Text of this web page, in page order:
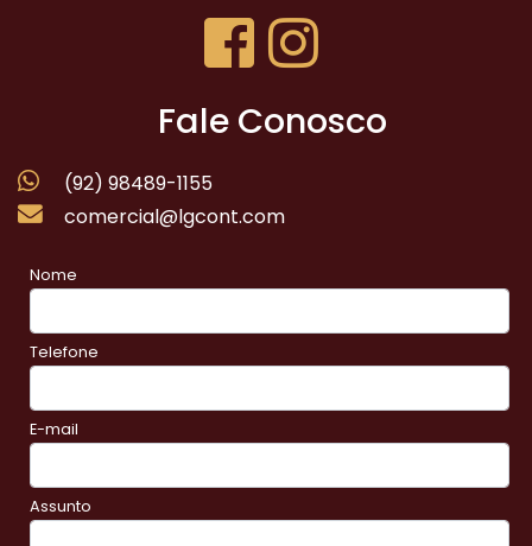
Fale Conosco
(92) 98489-1155
comercial@lgcont.com
Nome
Telefone
E-mail
Assunto